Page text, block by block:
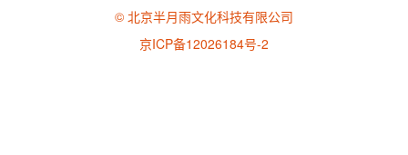
© 北京半月雨文化科技有限公司
京ICP备12026184号-2